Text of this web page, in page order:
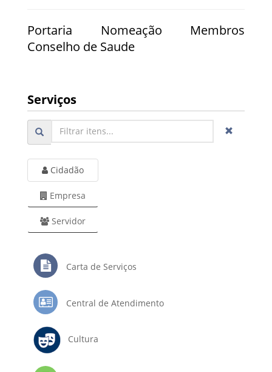
Portaria Nomeação Membros
Conselho de Saude
Serviços
Cidadão
Empresa
Servidor
Carta de Serviços
Central de Atendimento
Cultura